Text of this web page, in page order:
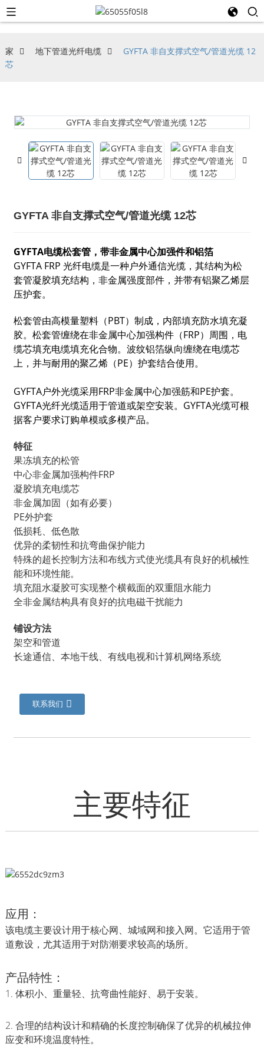
家 地下管道光纤电缆
GYFTA 非自支撑式空气/管道光缆 12
芯
GYFTA 非自支撑式空气/管道光缆 12芯
GYFTA电缆松套管，带非金属中心加强件和铝箔
GYFTA FRP 光纤电缆是一种户外通信光缆，其结构为松
套管凝胶填充结构，非金属强度部件，并带有铝聚乙烯层
压护套。
松套管由高模量塑料（PBT）制成，内部填充防水填充凝
胶。松套管缠绕在非金属中心加强构件（FRP）周围，电
缆芯填充电缆填充化合物。波纹铝箔纵向缠绕在电缆芯
上，并与耐用的聚乙烯（PE）护​​套结合使用。
GYFTA户外光缆采用FRP非金属中心加强筋和PE护套。
GYFTA光纤光缆适用于管道或架空安装。GYFTA光缆可根
据客户要求订购单模或多模产品。
特征
果冻填充的松管
中心非金属加强构件FRP
凝胶填充电缆芯
非金属加固（如有必要）
PE外护套
低损耗、低色散
优异的柔韧性和抗弯曲保护能力
特殊的超长控制方法和布线方式使光缆具有良好的机械性
能和环境性能。
填充阻水凝胶可实现整个横截面的双重阻水能力
全非金属结构具有良好的抗电磁干扰能力
铺设方法
架空和管道
长途通信、本地干线、有线电视和计算机网络系统
联系我们
主要特征
应用：
该电缆主要设计用于核心网、城域网和接入网。它适用于管
道敷设，尤其适用于对防潮要求较高的场所。
产品特性：
1. 体积小、重量轻、抗弯曲性能好、易于安装。
2. 合理的结构设计和精确的长度控制确保了优异的机械拉伸
应变和环境温度特性。